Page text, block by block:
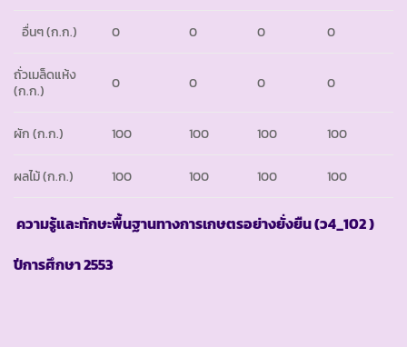
อื่นๆ (ก.ก.) 0 0 0 0
ถั่วเมล็ดแห้ง
(ก.ก.)
0 0 0 0
ผัก (ก.ก.) 100 100 100 100
ผลไม้ (ก.ก.) 100 100 100 100
ความรู้และทักษะพื้นฐานทางการเกษตรอย่างยั่งยืน(ว4_102 )
ปีการศึกษา2553